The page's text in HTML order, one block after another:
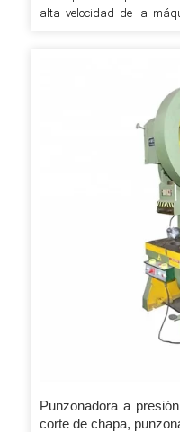
alta velocidad de la
ajuste eléctrico, altura
Deslizador con carril
Punzonadora a
corte de chapa,